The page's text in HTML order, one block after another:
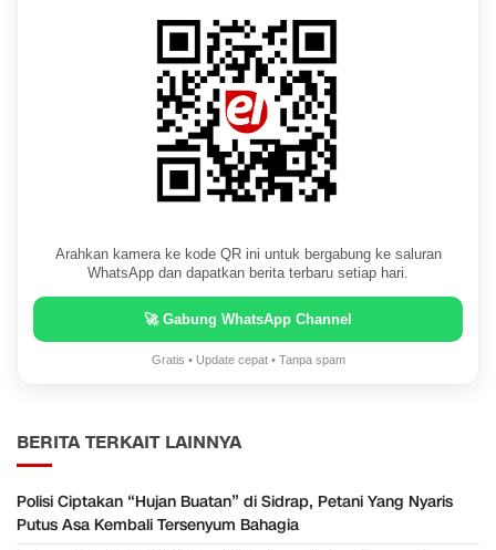
Arahkan kamera ke kode QR ini untuk bergabung ke saluran
WhatsApp dan dapatkan berita terbaru setiap hari.
🚀 Gabung WhatsApp Channel
Gratis • Update cepat • Tanpa spam
BERITA TERKAIT LAINNYA
Polisi Ciptakan “Hujan Buatan” di Sidrap, Petani Yang Nyaris
Putus Asa Kembali Tersenyum Bahagia